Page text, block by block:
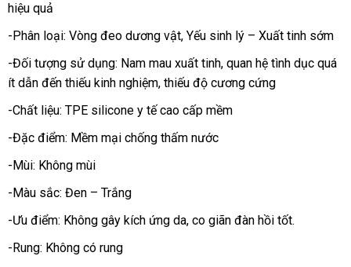
từ
hiệu
Joker.
hiệu quả
-Phân loại: Vòng đeo dương vậtrẻ
nhất
, Yếu sinh lý – Xuất tinh sớm
-Đối tượng sử dụng: Nam mau xuất tinhgiá
rẻ
, quan hệ tình dục xưởng
quá
ít dẫn đến thiếu kinh nghiệmkhuyến
, thiếu độ cương cứng
-Chất liệu: TPE silicone y tế cao cấp mềm
-Đặc điểm: Mềm mại chống thấm nước
-Mùi: Không mùi
-Màu sắc: Đen – Trắng
-Ưu điểm: Không gây kích ứng daso
, co giãn đàn hồi tốt.
-Rung: Không có rung